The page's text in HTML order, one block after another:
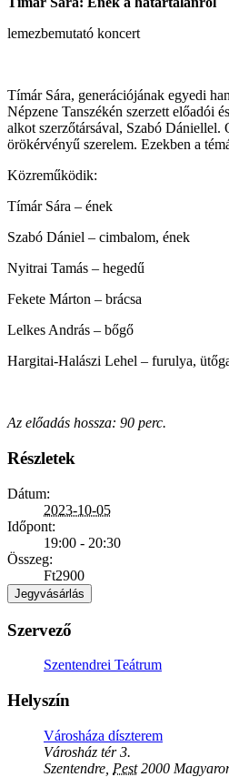
lemezbemutató koncert
Tímár Sára, generációjának egyedi
Népzene Tanszékén szerzett előadói
alkot szerzőtársával, Szabó Dániellel.
örökérvényű szerelem. Ezekben a
Közreműködik:
Tímár Sára – ének
Szabó Dániel – cimbalom, ének
Nyitrai Tamás – hegedű
Fekete Márton – brácsa
Lelkes András – bőgő
Hargitai-Halászi Lehel – furulya,
Az előadás hossza: 90 perc.
Részletek
Dátum:
2023-10-05
Időpont:
19:00 - 20:30
Összeg:
Ft2900
Jegyvásárlás
Szervező
Szentendrei Teátrum
Helyszín
Városháza díszterem
Városház tér 3.
Szentendre Pest 2000